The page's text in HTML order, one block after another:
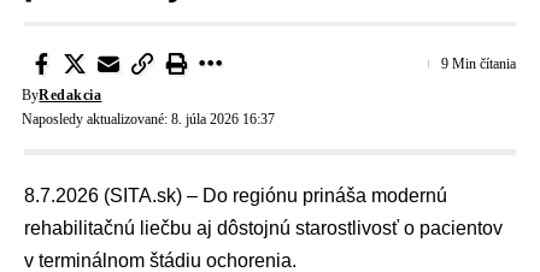
Naposledy aktualizované: 8. júla 2026 16:37
ByRedakcia
9 Min čítania
8.7.2026 (SITA.sk) – Do regiónu prináša modernú
rehabilitačnú liečbu aj dôstojnú starostlivosť o pacientov
v terminálnom štádiu ochorenia.